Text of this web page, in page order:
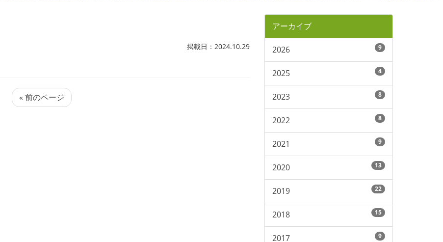
掲載日：2024.10.29
« 前のページ
アーカイブ
2026 9
2025 4
2023 8
2022 8
2021 9
2020 13
2019 22
2018 15
2017 9